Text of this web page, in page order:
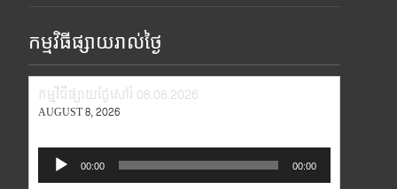
កម្មវិធីផ្សាយរាល់ថ្ងៃ
កម្មវិធីផ្សាយថ្ងៃសៅរ៍ 08.08.2026
AUGUST 8, 2026
Audio
Player
00:00 00:00